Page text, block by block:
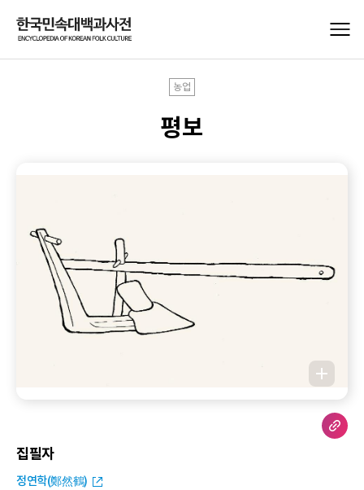
농업
평보
집필자
정연학(鄭然鶴)